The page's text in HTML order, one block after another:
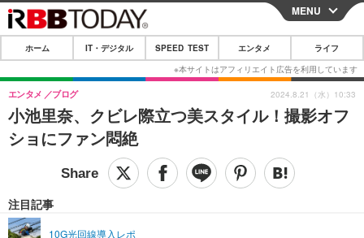
CLOSE
ホーム
IT・デジタル
IT・デジタルTOP スマートフォン
ショッピング その他
SPEED TEST
エンタメTOP 映画・ドラマ
ライフTOP
リリース一覧
MENU
ホーム IT・デジタル SPEED TEST エンタメ ライフ
小池里奈、クビレ際立つ美スタイル！撮影オフ
ショにファン悶絶
エンタメ ブログ
注目記事
10G光回線導入レポ
2024.8.21（水）10:33